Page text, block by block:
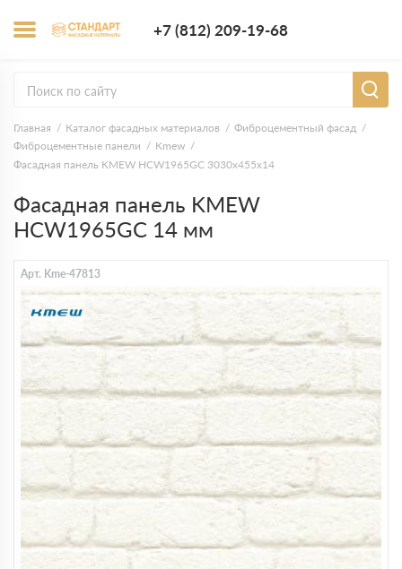
+7 (812) 209-19-68
Главная Каталог фасадных материалов
Фиброцементный фасад
Фиброцементные панели
Kmew
Фасадная панель KMEW HCW1965GC 3030х455х14
Фасадная панель KMEW
HCW1965GC 14 мм
Арт. Kme-47813